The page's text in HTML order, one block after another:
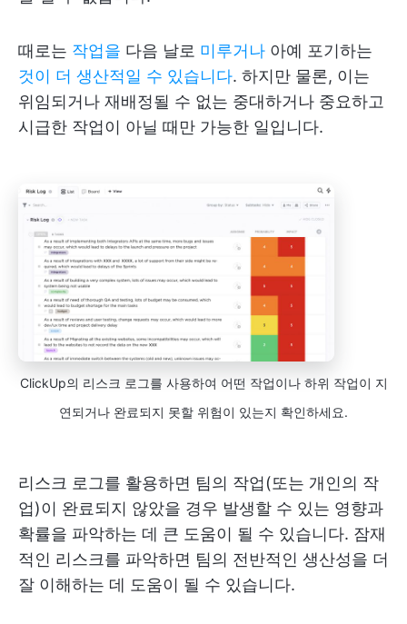
때로는 작업을 다음 날로 미루거나 아예 포기하는
것이 더 생산적일 수 있습니다. 하지만 물론, 이는
위임되거나 재배정될 수 없는 중대하거나 중요하고
시급한 작업이 아닐 때만 가능한 일입니다.
ClickUp의 리스크 로그를 사용하여 어떤 작업이나 하위 작업이 지
연되거나 완료되지 못할 위험이 있는지 확인하세요.
리스크 로그를 활용하면 팀의 작업(또는 개인의 작
업)이 완료되지 않았을 경우 발생할 수 있는 영향과
확률을 파악하는 데 큰 도움이 될 수 있습니다. 잠재
적인 리스크를 파악하면 팀의 전반적인 생산성을 더
잘 이해하는 데 도움이 될 수 있습니다.